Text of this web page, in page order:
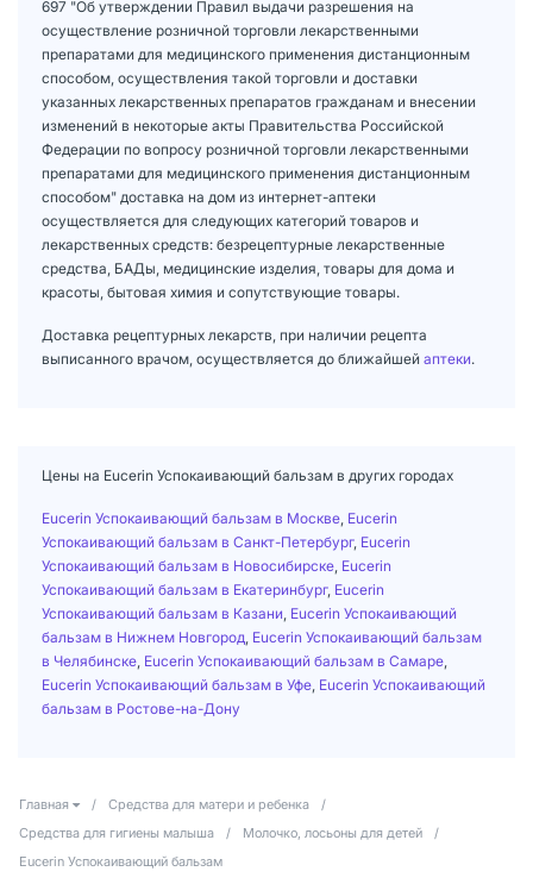
697 "Об утверждении Правил выдачи разрешения на
осуществление розничной торговли лекарственными
препаратами для медицинского применения дистанционным
способом, осуществления такой торговли и доставки
указанных лекарственных препаратов гражданам и внесении
изменений в некоторые акты Правительства Российской
Федерации по вопросу розничной торговли лекарственными
препаратами для медицинского применения дистанционным
способом" доставка на дом из интернет-аптеки
осуществляется для следующих категорий товаров и
лекарственных средств: безрецептурные лекарственные
средства, БАДы, медицинские изделия, товары для дома и
красоты, бытовая химия и сопутствующие товары.
Доставка рецептурных лекарств, при наличии рецепта
выписанного врачом, осуществляется до ближайшей аптеки.
Цены на Eucerin Успокаивающий бальзам в других городах
Eucerin Успокаивающий бальзам в Москве Eucerin
Успокаивающий бальзам в Санкт-Петербург, Eucerin
Успокаивающий бальзам в Новосибирске Eucerin
Успокаивающий бальзам в Екатеринбург, Eucerin
Успокаивающий бальзам в Казани Eucerin Успокаивающий
бальзам в Нижнем Новгород Eucerin Успокаивающий бальзам
в Челябинске Eucerin Успокаивающий бальзам в Самаре
Eucerin Успокаивающий бальзам в Уфе Eucerin Успокаивающий
бальзам в Ростове-на-Дону
Главная / Средства для матери и ребенка
/
Средства для гигиены малыша
/ Молочко, лосьоны для детей
/
Eucerin Успокаивающий бальзам